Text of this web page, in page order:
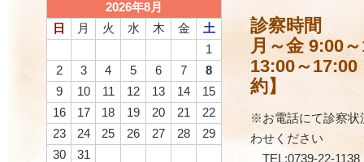
2026年8月
日
月 火 水 木 金
土
1
2
3 4 5 6 7
8
9
10 11 12 13 14
15
16
17 18 19 20 21
22
23
24 25 26 27 28
29
30
31
診察時間
月～金 9:00
13:00～17:00
約】
※お電話にて診察状
わせください
TEL:0739-22-1138